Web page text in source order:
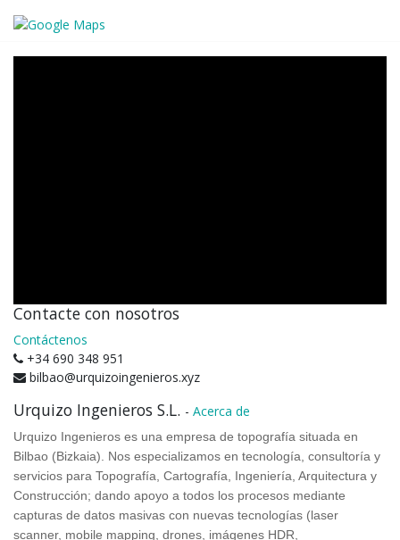
Contacte con nosotros
Contáctenos
+34 690 348 951
bilbao@urquizoingenieros.xyz
Urquizo Ingenieros S.L. - Acerca de
Urquizo Ingenieros es una empresa de topografía situada en
Bilbao (Bizkaia). Nos especializamos en tecnología, consultoría y
servicios para Topografía, Cartografía, Ingeniería, Arquitectura y
Construcción; dando apoyo a todos los procesos mediante
capturas de datos masivas con nuevas tecnologías (laser
scanner, mobile mapping, drones, imágenes HDR,